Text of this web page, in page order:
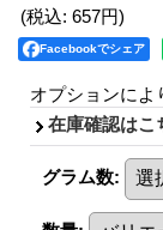
(税込: 657円)
Facebookでシェア
オプションによ
在庫確認はこ
グラム数: